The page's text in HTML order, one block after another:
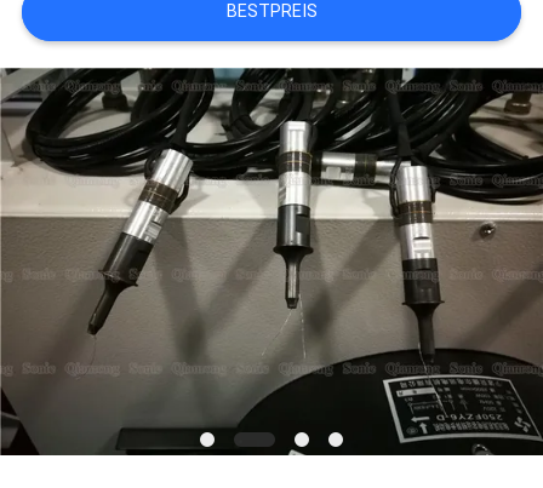
SITEMAP
DATENSCHUTZRICHTLINIE
BESTPREIS